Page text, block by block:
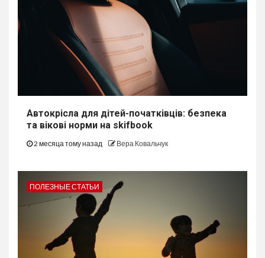
Автокрісла для дітей-початківців: безпека
та вікові норми на skifbook
2 месяца тому назад Вера Ковальчук
ПОЛЕЗНЫЕ СТАТЬИ